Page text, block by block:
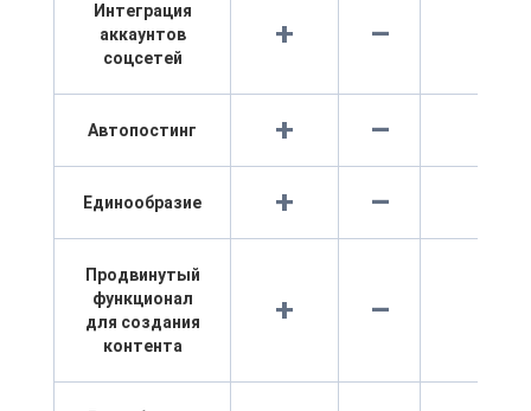
Интеграция
аккаунтов
соцсетей
+ –
Автопостинг + –
Единообразие + –
Продвинутый
функционал
для создания
контента
+ –